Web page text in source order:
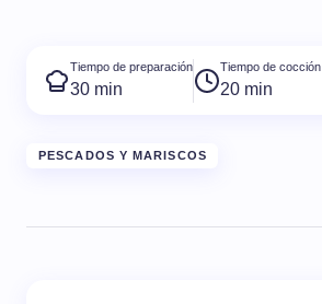
Tiempo de preparación
30 min
Tiempo de cocción
20 min
PESCADOS Y MARISCOS